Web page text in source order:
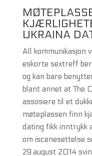
UKRAINA
All kommunikasjon
eskorte sextreff
og kan bare
blant annet at The
assosiere til et
møteplassen finn
dating fikk inntrykk
om iscenesettelse
29.august 2014